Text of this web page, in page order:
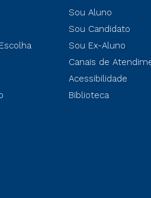
Sou Aluno
Sou Candidato
Sou Ex-Aluno
Canais de
Acessibilidade
Biblioteca